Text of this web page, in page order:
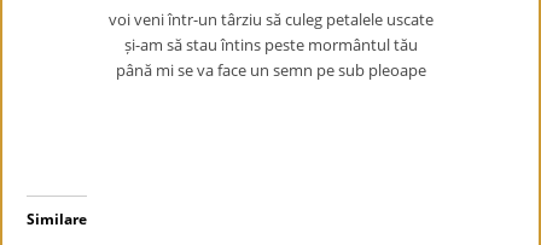
voi veni într-un târziu să culeg petalele uscate
și-am să stau întins peste mormântul tău
până mi se va face un semn pe sub pleoape
Similare